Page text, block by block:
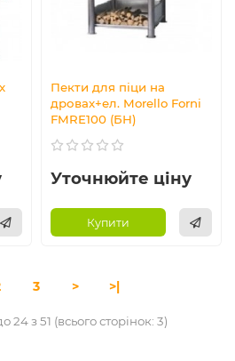
Пекти для піци на
дровах+ел. Morello Forni
FMRE100 (БН)
Уточнюйте ціну
Купити
3 > >|
24 з 51 (всього сторінок: 3)